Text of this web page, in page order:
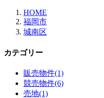
HOME
福岡市
城南区
カテゴリー
販売物件(1)
競売物件(6)
売地(1)